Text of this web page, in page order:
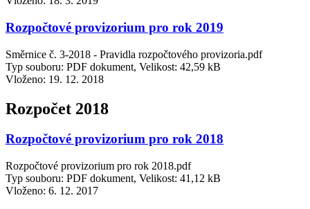
Rozpočtové provizorium pro rok 2019
Směrnice č. 3-2018 - Pravidla rozpočtového provizoria.pdf
Typ souboru: PDF dokument, Velikost: 42,59 kB
Vloženo: 19. 12. 2018
Rozpočet 2018
Rozpočtové provizorium pro rok 2018
Rozpočtové provizorium pro rok 2018.pdf
Typ souboru: PDF dokument, Velikost: 41,12 kB
Vloženo: 6. 12. 2017